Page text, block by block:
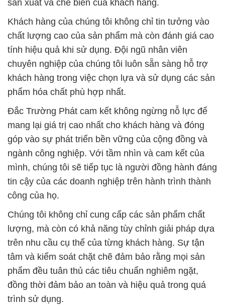
sản xuất và chế biến của khách hàng.
Khách hàng của chúng tôi không chỉ tin tưởng vào
chất lượng cao của sản phẩm mà còn đánh giá cao
tính hiệu quả khi sử dụng. Đội ngũ nhân viên
chuyên nghiệp của chúng tôi luôn sẵn sàng hỗ trợ
khách hàng trong việc chọn lựa và sử dụng các sản
phẩm hóa chất phù hợp nhất.
Đắc Trường Phát cam kết không ngừng nỗ lực để
mang lại giá trị cao nhất cho khách hàng và đóng
góp vào sự phát triển bền vững của cộng đồng và
ngành công nghiệp. Với tầm nhìn và cam kết của
mình, chúng tôi sẽ tiếp tục là người đồng hành đáng
tin cậy của các doanh nghiệp trên hành trình thành
công của họ.
Chúng tôi không chỉ cung cấp các sản phẩm chất
lượng, mà còn có khả năng tùy chỉnh giải pháp dựa
trên nhu cầu cụ thể của từng khách hàng. Sự tận
tâm và kiểm soát chặt chẽ đảm bảo rằng mọi sản
phẩm đều tuân thủ các tiêu chuẩn nghiêm ngặt,
đồng thời đảm bảo an toàn và hiệu quả trong quá
trình sử dụng.